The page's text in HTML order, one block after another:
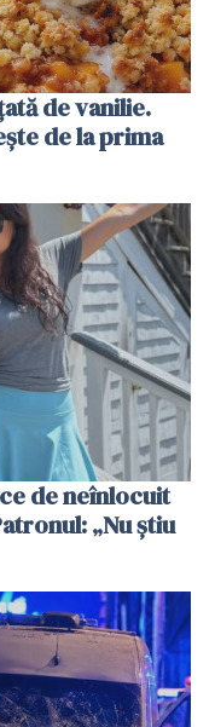
de vanilie.
de la prima
de neînlocuit
„Nu știu